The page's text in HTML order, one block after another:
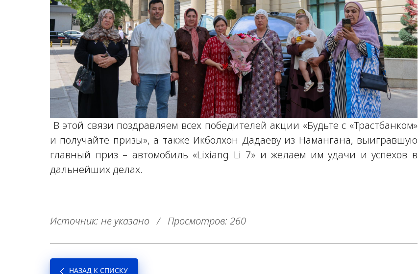
В этой связи поздравляем всех победителей акции «Будьте с «Трастбанком»
и получайте призы», а также Икболхон Дадаеву из Намангана, выигравшую
главный приз – автомобиль «Lixiang Li 7» и желаем им удачи и успехов в
дальнейших делах.
Источник: не указано / Просмотров: 260
НАЗАД К СПИСКУ